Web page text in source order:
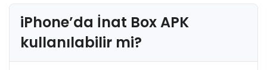
iPhone’da İnat Box APK
kullanılabilir mi?